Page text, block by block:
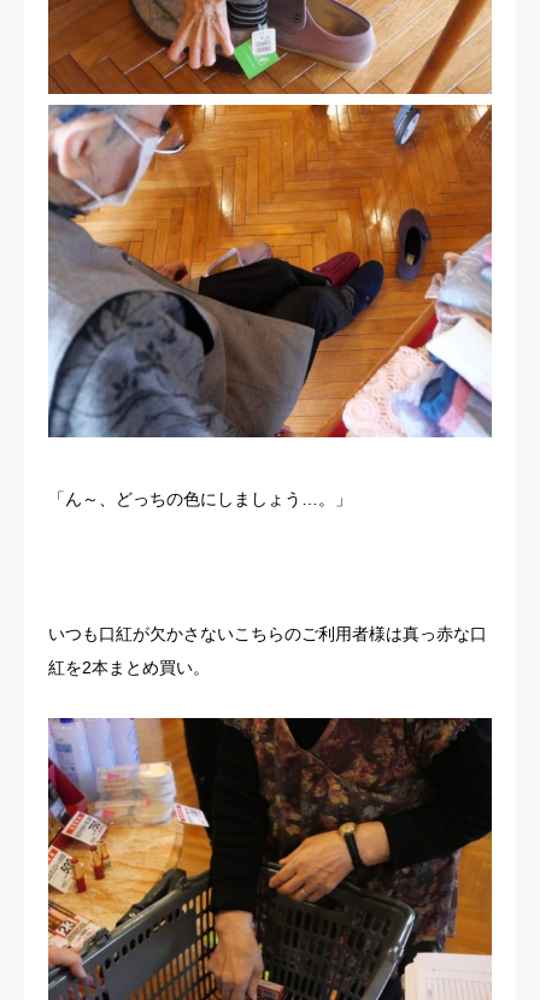
「ん～、どっちの色にしましょう…。」
いつも口紅が欠かさないこちらのご利用者様は真っ赤な口
紅を2本まとめ買い。